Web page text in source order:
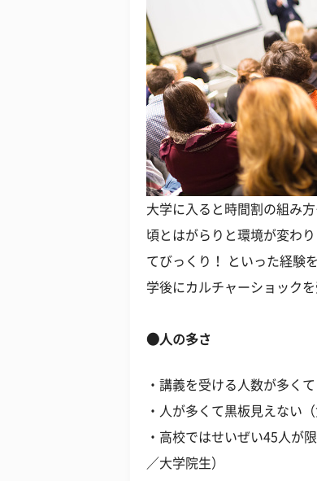
大学に入ると時間割の組み
頃とはがらりと環境が変わ
てびっくり！ といった経験
学後にカルチャーショック
●人の多さ
・講義を受ける人数が多く
・人が多くて黒板見えない
・高校ではせいぜい45人が
／大学院生）